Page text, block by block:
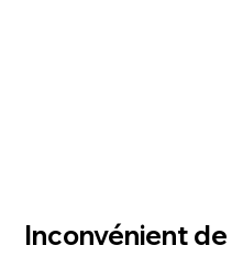
Inconvénient